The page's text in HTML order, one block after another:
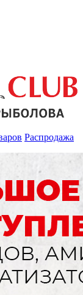
Распродажа